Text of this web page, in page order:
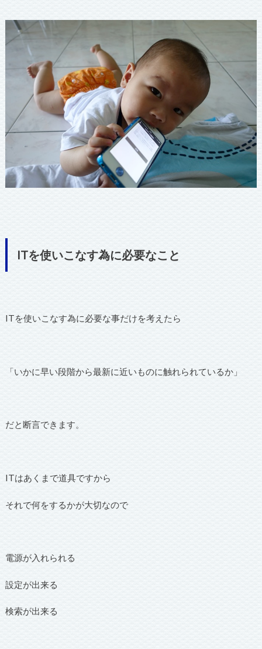
ITを使いこなす為に必要なこと
ITを使いこなす為に必要な事だけを考えたら
「いかに早い段階から最新に近いものに触れられているか」
だと断言できます。
ITはあくまで道具ですから
それで何をするかが大切なので
電源が入れられる
設定が出来る
検索が出来る